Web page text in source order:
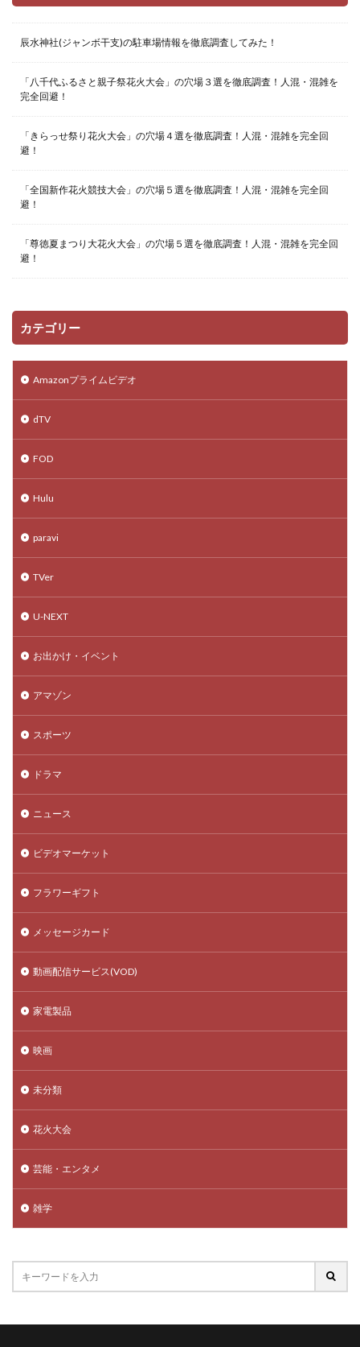
辰水神社(ジャンボ干支)の駐車場情報を徹底調査してみた！
「八千代ふるさと親子祭花火大会」の穴場３選を徹底調査！人混・混雑を
完全回避！
「きらっせ祭り花火大会」の穴場４選を徹底調査！人混・混雑を完全回
避！
「全国新作花火競技大会」の穴場５選を徹底調査！人混・混雑を完全回
避！
「尊徳夏まつり大花火大会」の穴場５選を徹底調査！人混・混雑を完全回
避！
カテゴリー
Amazonプライムビデオ
dTV
FOD
Hulu
paravi
TVer
U-NEXT
お出かけ・イベント
アマゾン
スポーツ
ドラマ
ニュース
ビデオマーケット
フラワーギフト
メッセージカード
動画配信サービス(VOD)
家電製品
映画
未分類
花火大会
芸能・エンタメ
雑学